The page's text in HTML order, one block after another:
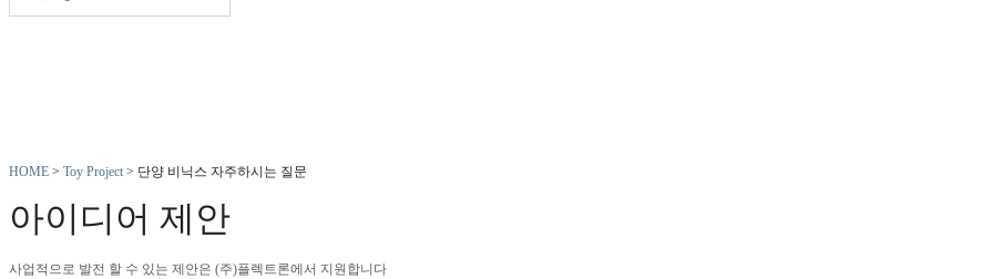
HOME > Toy Project > 단양 비닉스 자주하시는 질문
아이디어 제안
사업적으로 발전 할 수 있는 제안은 (주)플렉트론에서 지원합니다